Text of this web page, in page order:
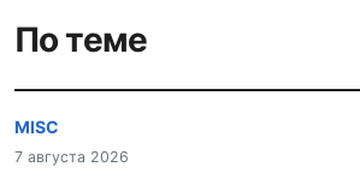
По теме
MISC
7 августа 2026